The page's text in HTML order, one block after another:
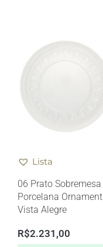
Lista
06 Prato Sobremesa
Porcelana Ornament
Vista Alegre
R$2.231,00